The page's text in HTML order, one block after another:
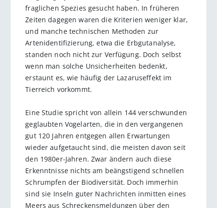
fraglichen Spezies gesucht haben. In früheren
Zeiten dagegen waren die Kriterien weniger klar,
und manche technischen Methoden zur
Artenidentifizierung, etwa die Erbgutanalyse,
standen noch nicht zur Verfügung. Doch selbst
wenn man solche Unsicherheiten bedenkt,
erstaunt es, wie häufig der Lazaruseffekt im
Tierreich vorkommt.
Eine Studie spricht von allein 144 verschwunden
geglaubten Vogelarten, die in den vergangenen
gut 120 Jahren entgegen allen Erwartungen
wieder aufgetaucht sind, die meisten davon seit
den 1980er-Jahren. Zwar ändern auch diese
Erkenntnisse nichts am beängstigend schnellen
Schrumpfen der Biodiversität. Doch immerhin
sind sie Inseln guter Nachrichten inmitten eines
Meers aus Schreckensmeldungen über den